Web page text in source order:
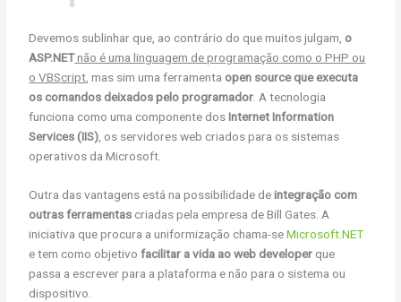
Devemos sublinhar que, ao contrário do que muitos julgam, o
ASP.NETnão é uma linguagem de programação como o PHP ou
o VBScript , mas sim uma ferramenta open source que executa
os comandos deixados pelo programador . A tecnologia
funciona como uma componente dosInternet Information
Services (IIS) , os servidores web criados para os sistemas
operativos da Microsoft.
Outra das vantagens está na possibilidade deintegração com
outras ferramentas criadas pela empresa de Bill Gates. A
iniciativa que procura a uniformização chama-seMicrosoft.NET
e tem como objetivo facilitar a vida ao web developer que
passa a escrever para a plataforma e não para o sistema ou
dispositivo.